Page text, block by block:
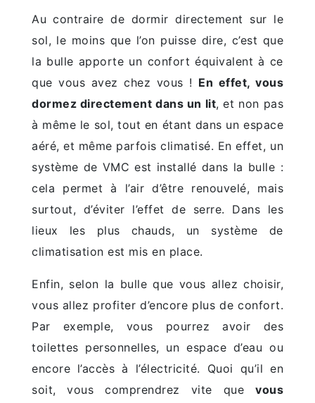
Au contraire de dormir directement sur le
sol, le moins que l’on puisse dire, c’est que
la bulle apporte un confort équivalent à ce
que vous avez chez vous ! En effet, vous
dormez directement dans un lit, et non pas
à même le sol, tout en étant dans un espace
aéré, et même parfois climatisé. En effet, un
système de VMC est installé dans la bulle :
cela permet à l’air d’être renouvelé, mais
surtout, d’éviter l’effet de serre. Dans les
lieux les plus chauds, un système de
climatisation est mis en place.
Enfin, selon la bulle que vous allez choisir,
vous allez profiter d’encore plus de confort.
Par exemple, vous pourrez avoir des
toilettes personnelles, un espace d’eau ou
encore l’accès à l’électricité. Quoi qu’il en
soit, vous comprendrez vite que vous